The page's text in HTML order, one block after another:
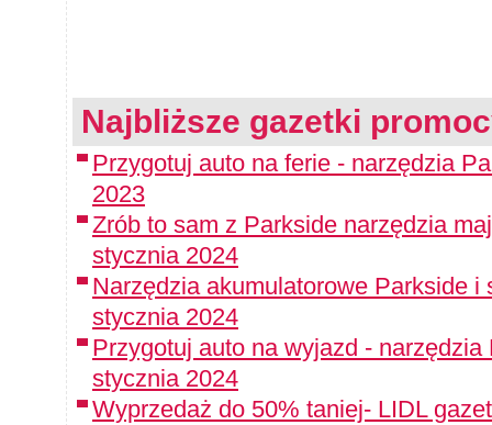
Najbliższe gazetki
Przygotuj auto na ferie - narzędzia
2023
Zrób to sam z Parkside narzędzia
stycznia 2024
Narzędzia akumulatorowe Parkside i
stycznia 2024
Przygotuj auto na wyjazd -
stycznia 2024
Wyprzedaż do 50% taniej- LIDL